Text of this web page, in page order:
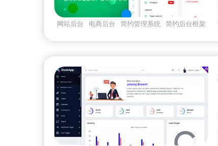
网站后台 电商后台 简约管理系统
简约后台框架